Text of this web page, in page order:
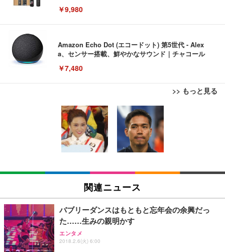
￥9,980
Amazon Echo Dot (エコードット) 第5世代 - Alex
a、センサー搭載、鮮やかなサウンド｜チャコール
￥7,480
>> もっと見る
[EdoErgo] オフィスチェア 椅子 テレワーク 疲れな
い 跳ね上げ式アームレスト コンパクト 約105度ロッ
キング pc 事務椅子 360度回転 座面昇降 強化ナイロ
ン樹脂ベース 通気性メッシュ 在宅ワーク H-WY01
(黒網+黒枠+黒足)
￥5,699
SIHOO B100 オフィスチェア／デスクチェア メッシ
ュチェア 人間工学 疲れない ブラック
￥27,999
Sezlife オフィスチェア デスクチェア 疲れない テレ
ワーク チェア 強化バックレスト 30度ロッキング機
能 人間工学 椅子 腰サポート 90度跳ね上げ式アーム
EIZO ビジネス向けプレミアムモニター | FlexScan
EV3240X-WT | 31.5型4K UHD・USB Type-C・ホワ
イト
￥105,595
EIZO ビジネス向けプレミアムモニター | FlexScan
￥109,572
【純正品】27"ゲーミングモニター DualSense 充電
フック付き（CFI-ZDM1J）
Amazonベーシック ペットシーツ 薄型 レギュラー 1
回使い捨て 無香料 ホワイト 300枚
￥3,373
Amazonベーシック ペットシーツ 厚型 ワイド 42枚
x2袋(84枚) ホワイト(吸収面:ライトブルー)
￥3,234
ネオ・ルーライフ ネオ・オムツ L 中型犬用 26枚入
り 単品
関連ニュース
バブリーダンスはもともと忘年会の余興だっ
た……生みの親明かす
エンタメ
2018.2.6(火) 6:00